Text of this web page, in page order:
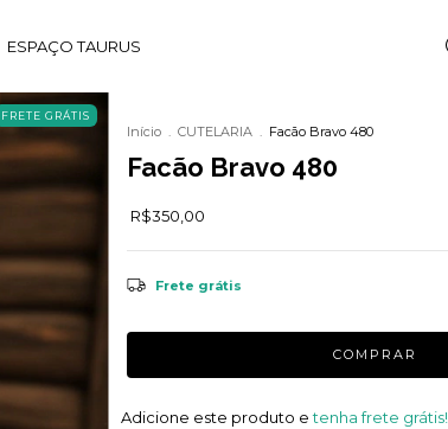
ESPAÇO TAURUS
FRETE GRÁTIS
Início . CUTELARIA . Facão Bravo 480
Facão Bravo 480
R$350,00
Frete grátis
Adicione este produto etenha frete grátis!